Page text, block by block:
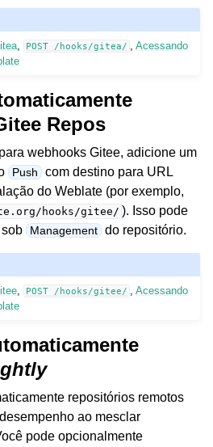
, POST /hooks/gitea/ ,Acessando
Repos
webhooks Gitee, adicione um
Push com destino para URL
do Weblate (por exemplo,
hooks/gitee/ ). Isso pode
Management do repositório.
POST /hooks/gitee/ ,Acessando
repositórios remotos
ao mesclar
pode opcionalmente